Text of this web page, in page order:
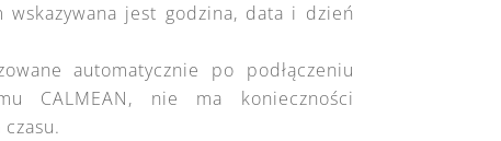
wskazywana jest godzina, data i dzień
automatycznie po podłączeniu
CALMEAN, nie ma konieczności